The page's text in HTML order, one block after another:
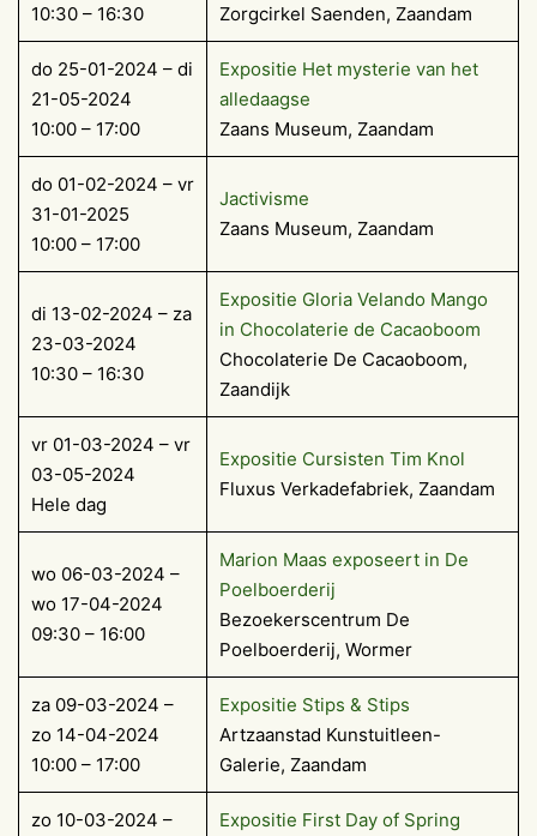
10:30 – 16:30
Zorgcirkel Saenden, Zaandam
do 25-01-2024 – di
21-05-2024
10:00 – 17:00
Expositie Het mysterie van het
alledaagse
Zaans Museum, Zaandam
do 01-02-2024 – vr
31-01-2025
10:00 – 17:00
Jactivisme
Zaans Museum, Zaandam
di 13-02-2024 – za
23-03-2024
10:30 – 16:30
Expositie Gloria Velando Mango
in Chocolaterie de Cacaoboom
Chocolaterie De Cacaoboom,
Zaandijk
vr 01-03-2024 – vr
03-05-2024
Hele dag
Expositie Cursisten Tim Knol
Fluxus Verkadefabriek, Zaandam
wo 06-03-2024 –
wo 17-04-2024
09:30 – 16:00
Marion Maas exposeert in De
Poelboerderij
Bezoekerscentrum De
Poelboerderij, Wormer
za 09-03-2024 –
zo 14-04-2024
10:00 – 17:00
Expositie Stips & Stips
Artzaanstad Kunstuitleen-
Galerie, Zaandam
zo 10-03-2024 –
Expositie First Day of Spring